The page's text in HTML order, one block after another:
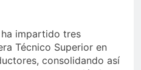
impartido tres
Técnico Superior en
consolidando así